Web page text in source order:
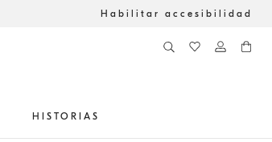
Habilitar accesibilidad
HISTORIAS